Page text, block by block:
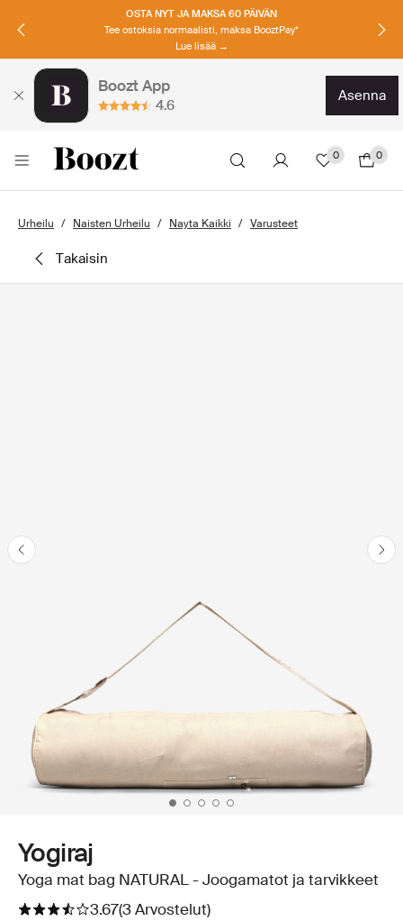
OSTA NYT JA MAKSA 60 PÄIVÄN
Tee ostoksia normaalisti, maksa BooztPay*
Lue lisää →
Boozt App
4.6
asenna
0 0
Urheilu Naisten Urheilu Nayta Kaikki Varusteet
takaisin
Yogiraj
Yoga mat bag NATURAL - Joogamatot ja tarvikkeet
3.67(3 Arvostelut)